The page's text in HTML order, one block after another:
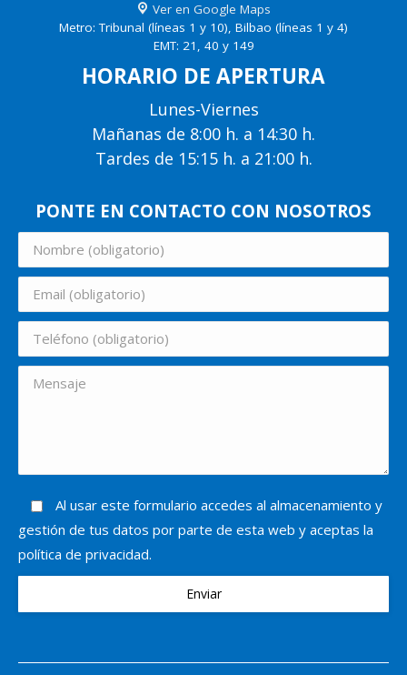
Ver en Google Maps
Metro: Tribunal (líneas 1 y 10), Bilbao (líneas 1 y 4)
EMT: 21, 40 y 149
HORARIO DE APERTURA
Lunes-Viernes
Mañanas de 8:00 h. a 14:30 h.
Tardes de 15:15 h. a 21:00 h.
PONTE EN CONTACTO CON NOSOTROS
Al usar este formulario accedes al almacenamiento y
gestión de tus datos por parte de esta web y aceptas la
política de privacidad.